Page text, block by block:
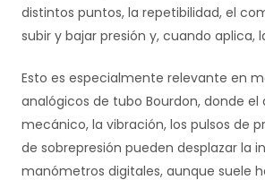
distintos puntos, la repetibilidad, el
subir y bajar presión y, cuando aplica,
Esto es especialmente relevante en
analógicos de tubo Bourdon, donde el
mecánico, la vibración, los pulsos de
de sobrepresión pueden desplazar la
manómetros digitales, aunque suele